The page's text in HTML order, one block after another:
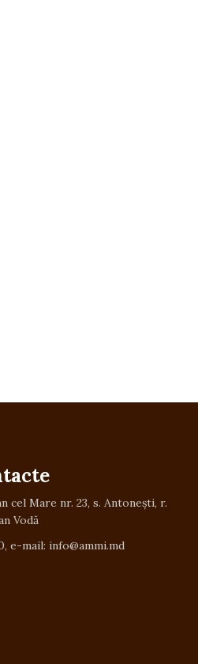
cel Mare nr. 23, s. Antonești, r.
Vodă
e-mail: info@ammi.md